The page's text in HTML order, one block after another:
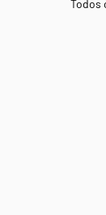
Todos